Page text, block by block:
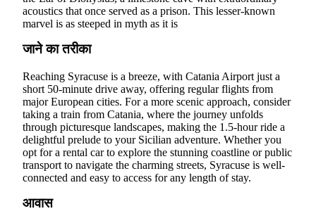
acoustics that once served as a prison. This lesser-known
marvel is as steeped in myth as it is
जाने का तरीका
Reaching Syracuse is a breeze, with Catania Airport just a
short 50-minute drive away, offering regular flights from
major European cities. For a more scenic approach, consider
taking a train from Catania, where the journey unfolds
through picturesque landscapes, making the 1.5-hour ride a
delightful prelude to your Sicilian adventure. Whether you
opt for a rental car to explore the stunning coastline or public
transport to navigate the charming streets, Syracuse is well-
connected and easy to access for any length of stay.
आवास